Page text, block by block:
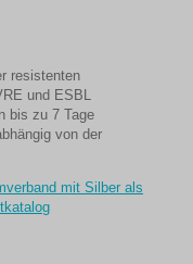
resistenten
und ESBL
bis zu 7 Tage
von der
mit Silber als